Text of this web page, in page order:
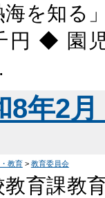
海を知る
円 ◆ 園
8年2
教育> 教育委員会
教育課教